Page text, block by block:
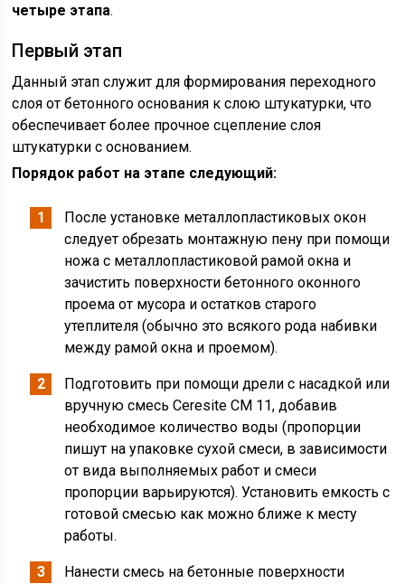
четыре этапа.
Первый этап
Данный этап служит для формирования переходного
слоя от бетонного основания к слою штукатурки, что
обеспечивает более прочное сцепление слоя
штукатурки с основанием.
Порядок работ на этапе следующий:
После установке металлопластиковых окон
следует обрезать монтажную пену при помощи
ножа с металлопластиковой рамой окна и
зачистить поверхности бетонного оконного
проема от мусора и остатков старого
утеплителя (обычно это всякого рода набивки
между рамой окна и проемом).
Подготовить при помощи дрели с насадкой или
вручную смесь Ceresite CM 11, добавив
необходимое количество воды (пропорции
пишут на упаковке сухой смеси, в зависимости
от вида выполняемых работ и смеси
пропорции варьируются). Установить емкость с
готовой смесью как можно ближе к месту
работы.
Нанести смесь на бетонные поверхности